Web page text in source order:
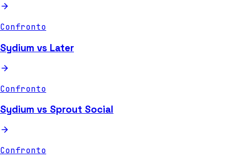
Confronto
Sydium vs Later
Confronto
Sydium vs Sprout Social
Confronto